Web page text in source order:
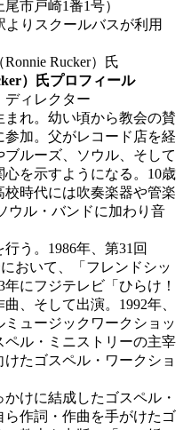
市戸崎1番1号）
りスクールバスが利用
Rucker）氏
）氏プロフィール
ィレクター
れ。幼い頃から教会の賛
加。父がレコード店を経
ルーズ、ソウル、そして
を示すようになる。10歳
時代には吹奏楽器や管楽
ウル・バンドに加わり音
う。1986年、第31回
おいて、「フレンドシッ
にフジテレビ「ひらけ！
、そして出演。1992年、
ュージックワークショッ
ル・ミニストリーの主宰
たゴスペル・ワークショ
けに結成したゴスペル・
作詞・作曲を手がけたゴ